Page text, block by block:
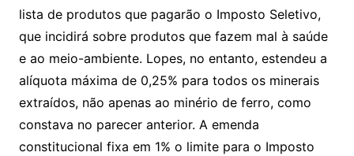
lista de produtos que pagarão o Imposto Seletivo,
que incidirá sobre produtos que fazem mal à saúde
e ao meio-ambiente. Lopes, no entanto, estendeu a
alíquota máxima de 0,25% para todos os minerais
extraídos, não apenas ao minério de ferro, como
constava no parecer anterior. A emenda
constitucional fixa em 1% o limite para o Imposto